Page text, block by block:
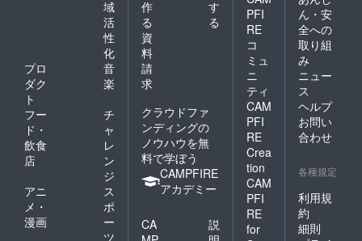
域
活
性
化
プロ
ダク
ト
音
楽
フー
ド・
飲食
店
チ
ャ
レ
ン
ジ
アニ
メ・
漫画
ス
ポ
ー
ツ
作
る
す
る
資
料
請
求
クラウドファ
ンディングの
ノウハウを無
料で学ぼう
CAMPFIRE
アカデミー
CA
説
PFI
RE
コ
ミュ
ニ
ティ
CAM
PFI
RE
Crea
tion
CAM
PFI
RE
for
ん・安
全への
取り組
み
ニュー
ス
ヘルプ
お問い
合わせ
各種規定
利用規
約
細則